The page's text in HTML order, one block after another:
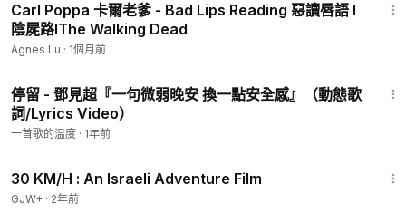
Carl Poppa 卡爾老爹 - Bad Lips Reading 惡讀唇語 l
陰屍路lThe Walking Dead
Agnes Lu · 1個月前
停留 - 鄧見超『一句微弱晚安 換一點安全感』（動態歌
詞/Lyrics Video）
一首歌的温度 · 1年前
30 KM/H : An Israeli Adventure Film
GJW+ · 2年前